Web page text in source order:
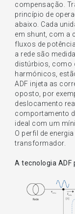
compensação.
princípio de
abaixo. Cada
em shunt, com a
fluxos de
a rede são
distúrbios, como
harmónicos,
ADF injeta as
oposto, por
deslocamento
comportamento
ideal com um
O perfil de
transformador.
A tecnologia ADF